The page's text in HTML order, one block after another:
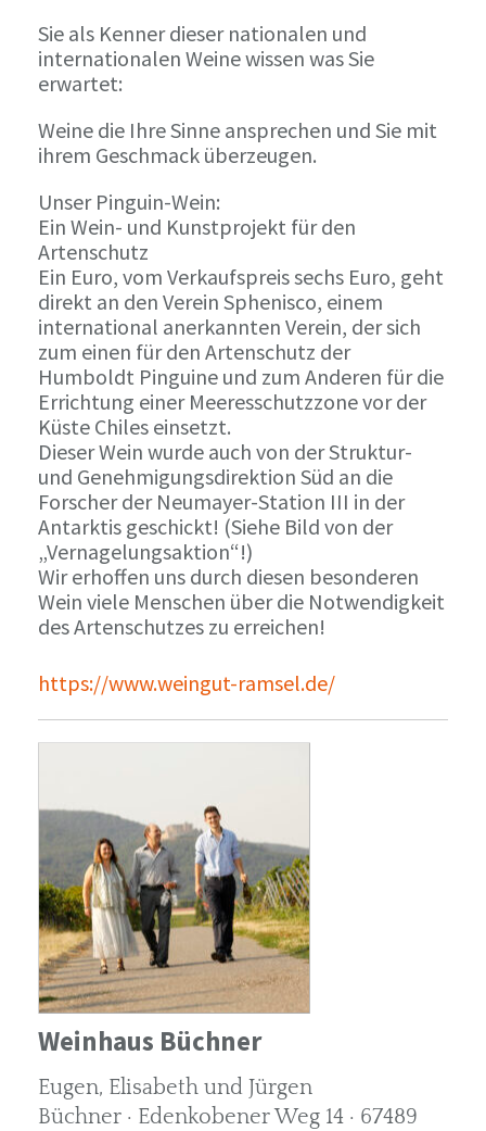
Sie als Kenner dieser nationalen und
internationalen Weine wissen was Sie
erwartet:
Weine die Ihre Sinne ansprechen und Sie mit
ihrem Geschmack überzeugen.
Unser Pinguin-Wein:
Ein Wein- und Kunstprojekt für den
Artenschutz
Ein Euro, vom Verkaufspreis sechs Euro, geht
direkt an den Verein Sphenisco, einem
international anerkannten Verein, der sich
zum einen für den Artenschutz der
Humboldt Pinguine und zum Anderen für die
Errichtung einer Meeresschutzzone vor der
Küste Chiles einsetzt.
Dieser Wein wurde auch von der Struktur-
und Genehmigungsdirektion Süd an die
Forscher der Neumayer-Station III in der
Antarktis geschickt! (Siehe Bild von der
„Vernagelungsaktion“!)
Wir erhoffen uns durch diesen besonderen
Wein viele Menschen über die Notwendigkeit
des Artenschutzes zu erreichen!
https://www.weingut-ramsel.de/
Weinhaus Büchner
Eugen, Elisabeth und Jürgen
Büchner · Edenkobener Weg 14 · 67489